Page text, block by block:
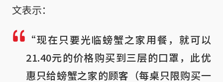
文表示：
“现在只要光临螃蟹之家用餐，就可以
21.40元的价格购买到三层的口罩，此优
惠只给螃蟹之家的顾客（每桌只限购买一